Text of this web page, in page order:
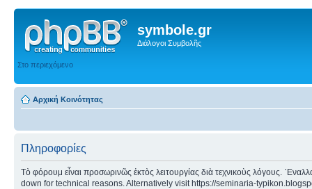
symbole.gr
Διάλογοι Συμβολῆς
Στο περιεχόμενο
Αρχική Κοινότητας
Πληροφορίες
Τὸ φόρουμ εἶναι προσωρινῶς ἐκτὸς λειτουργίας διὰ τεχνικοὺς λόγους.
down for technical reasons. Alternatively visit https://seminaria-